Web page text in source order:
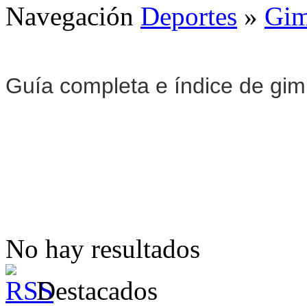
Navegación Deportes »
Guía completa e índice de
No hay resultados
Destacados